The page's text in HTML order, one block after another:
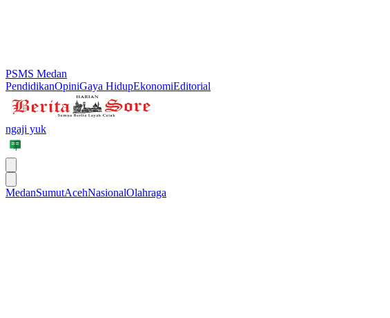
PSMS Medan
PendidikanOpiniGaya HidupEkonomiEditorial
ngaji yuk
MedanSumutAcehNasionalOlahraga